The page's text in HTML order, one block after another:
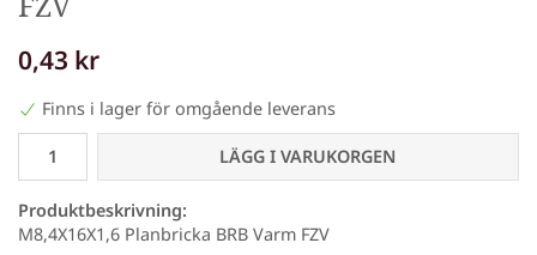
0,43 kr
Finns i lager för omgående leverans
LÄGG I VARUKORGEN
Produktbeskrivning:
M8,4X16X1,6 Planbricka BRB Varm FZV